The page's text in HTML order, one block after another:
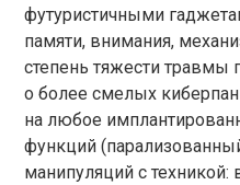
футуристичными
памяти, внимания,
степень тяжести травмы
о более смелых
на любое
функций
манипуляций с